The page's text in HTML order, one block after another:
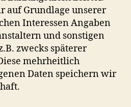
auf Grundlage unserer
Interessen Angaben
und sonstigen
zwecks späterer
mehrheitlich
Daten speichern wir